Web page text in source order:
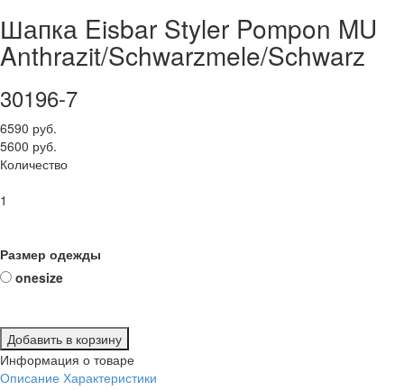
Шапка Eisbar Styler Pompon MU
Anthrazit/Schwarzmele/Schwarz
30196-7
6590 руб.
5600 руб.
Количество
1
Размер одежды
onesize
Добавить в корзину
Информация о товаре
Описание Характеристики